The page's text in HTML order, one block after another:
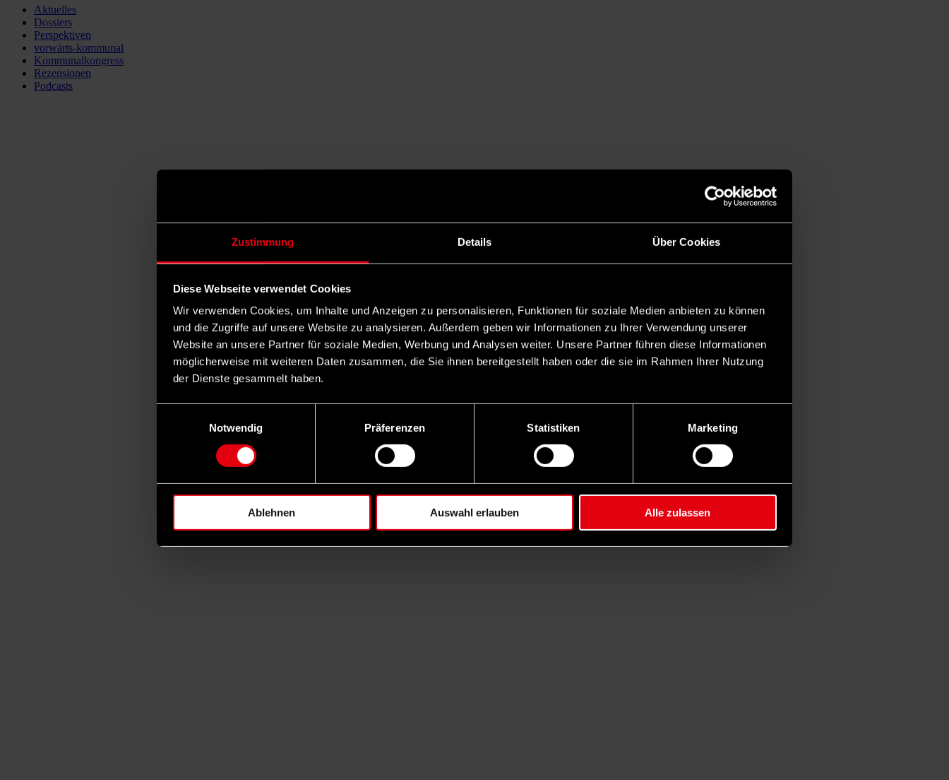
Zustimmung Details Über Cookies
Diese Webseite verwendet Cookies
Wir verwenden Cookies, um Inhalte und Anzeigen zu personalisieren, Funktionen für soziale Medien anbieten zu können
und die Zugriffe auf unsere Website zu analysieren. Außerdem geben wir Informationen zu Ihrer Verwendung unserer
Website an unsere Partner für soziale Medien, Werbung und Analysen weiter. Unsere Partner führen diese Informationen
möglicherweise mit weiteren Daten zusammen, die Sie ihnen bereitgestellt haben oder die sie im Rahmen Ihrer Nutzung
der Dienste gesammelt haben.
Notwendig
Präferenzen Statistiken Marketing
Ablehnen Auswahl erlauben Alle zulassen
Aktuelles
Dossiers
Perspektiven
vorwärts-kommunal
Kommunalkongress
Rezensionen
Podcasts